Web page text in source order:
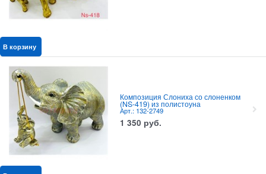
В корзину
Композиция Слониха со слоненком
(NS-419) из полистоуна
Арт.: 132-2749
1 350 руб.